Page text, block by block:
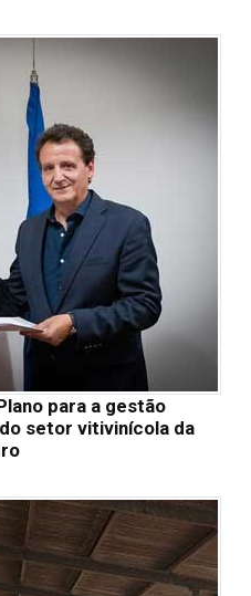
para a gestão
setor vitivinícola da